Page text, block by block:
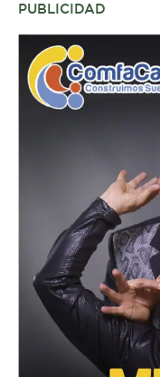
PUBLICIDAD